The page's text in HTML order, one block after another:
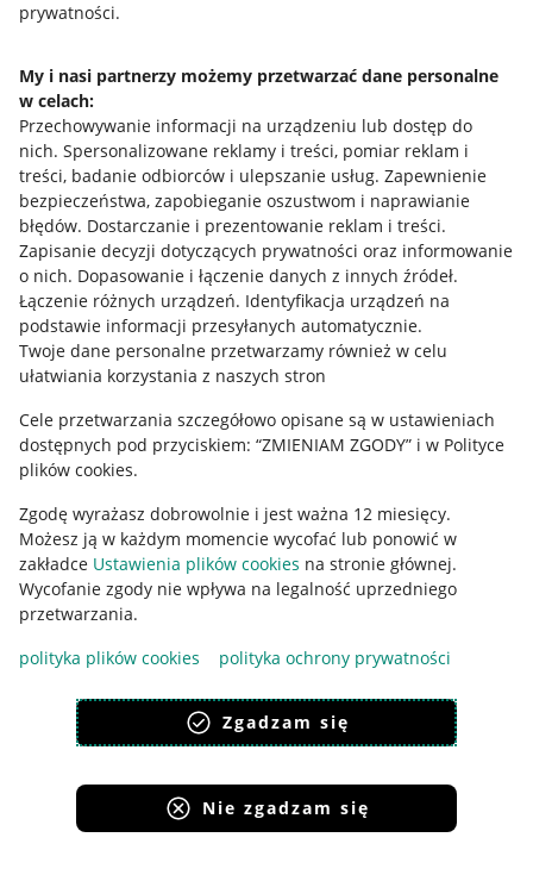
prywatności.
My i nasi partnerzy możemy przetwarzać dane personalne
w celach:
Przechowywanie informacji na urządzeniu lub dostęp do
nich. Spersonalizowane reklamy i treści, pomiar reklam i
treści, badanie odbiorców i ulepszanie usług. Zapewnienie
bezpieczeństwa, zapobieganie oszustwom i naprawianie
błędów. Dostarczanie i prezentowanie reklam i treści.
Zapisanie decyzji dotyczących prywatności oraz informowanie
o nich. Dopasowanie i łączenie danych z innych źródeł.
Łączenie różnych urządzeń. Identyfikacja urządzeń na
podstawie informacji przesyłanych automatycznie.
Twoje dane personalne przetwarzamy również w celu
ułatwiania korzystania z naszych stron
Cele przetwarzania szczegółowo opisane są w ustawieniach
dostępnych pod przyciskiem: “ZMIENIAM ZGODY” i w Polityce
plików cookies.
Zgodę wyrażasz dobrowolnie i jest ważna 12 miesięcy.
Możesz ją w każdym momencie wycofać lub ponowić w
zakładce Ustawienia plików cookies na stronie głównej.
Wycofanie zgody nie wpływa na legalność uprzedniego
przetwarzania.
polityka plików cookies
polityka ochrony prywatności
Zgadzam się
Nie zgadzam się
Jak to działa
Allegro Gadane dla sprzedających
Allegro Gadane dla kupujących
Mapa miejscowości
Informacje prawne
Regulamin
Polityka plików "cookies"
Ustawienia plików "cookies"
Udostępnianie lokalizacji
Informacje dla Aktu o Usługach Cyfrowych
Pobierz aplikację
Korzystanie z serwisu oznacza akceptacjęregulaminu